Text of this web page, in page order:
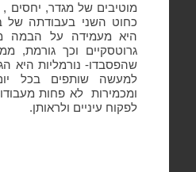
מוטיבים של מגדר, יחסים ,
כחוט השני בעבודתה של
היא מעמידה על הבמה
גרוטסקיים וכך גורמת,
שהפסבדו- נורמליות היא
למעשה שותפים בכל
ומכמירות
לא פחות
לפקוח עיניים ולראותן.